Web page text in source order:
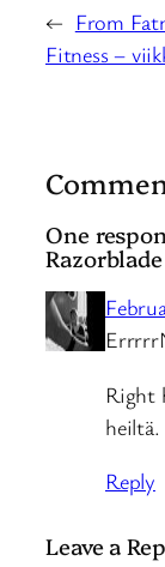
← From
Fitness –
One
Right
heiltä.
Reply
Leave a